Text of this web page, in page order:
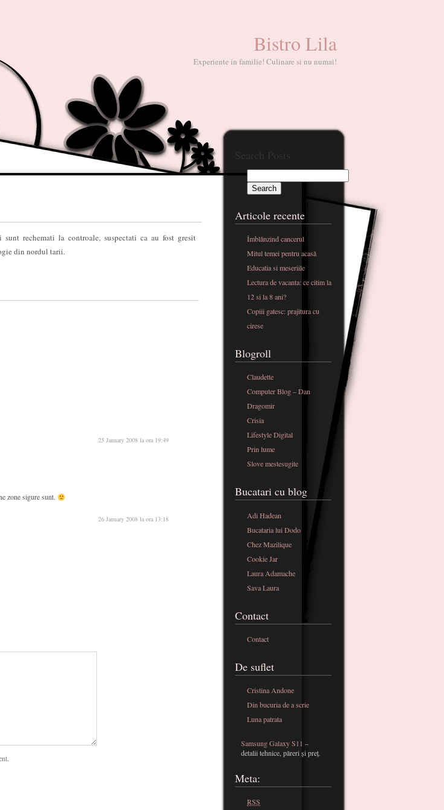
Bistro Lila
Experiente in familie! Culinare si nu numai!
rechemati la controale, suspectati ca au fost gresit
din nordul tarii.
25 January 2008 la ora 19:49
zone sigure sunt.
26 January 2008 la ora 13:18
Search Posts
Articole recente
Îmblânzind cancerul
Mitul temei pentru acasă
Educatia si meseriile
Lectura de vacanta: ce citim la
12 si la 8 ani?
Copiii gatesc: prajitura cu
cirese
Blogroll
Claudette
Computer Blog – Dan
Dragomir
Crisia
Lifestyle Digital
Prin lume
Slove mestesugite
Bucatari cu blog
Adi Hadean
Bucataria lui Dodo
Chez Mazilique
Cookie Jar
Laura Adamache
Sava Laura
Contact
Contact
De suflet
Cristina Andone
Din bucuria de a scrie
Luna patrata
Samsung Galaxy S11 –
detalii tehnice, păreri și preț.
Meta:
RSS